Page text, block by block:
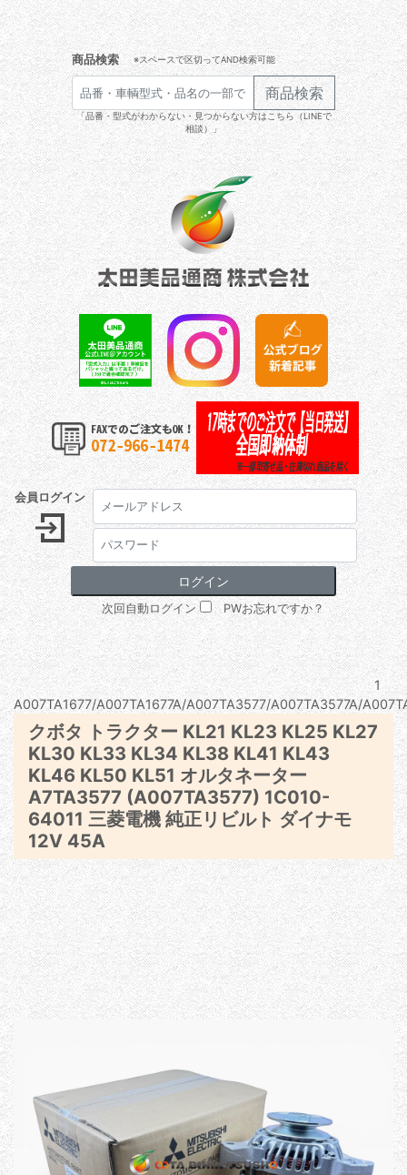
商品検索 ※スペースで区切ってAND検索可能
商品検索
「品番・型式がわからない・見つからない方はこちら（LINEで
相談）」
会員ログイン
次回自動ログイン PWお忘れですか？
1
A007TA1677/A007TA1677A/A007TA3577/A007TA3577A/
クボタ トラクター KL21 KL23 KL25 KL27
KL30 KL33 KL34 KL38 KL41 KL43
KL46 KL50 KL51 オルタネーター
A7TA3577 (A007TA3577) 1C010-
64011 三菱電機 純正リビルト ダイナモ
12V 45A